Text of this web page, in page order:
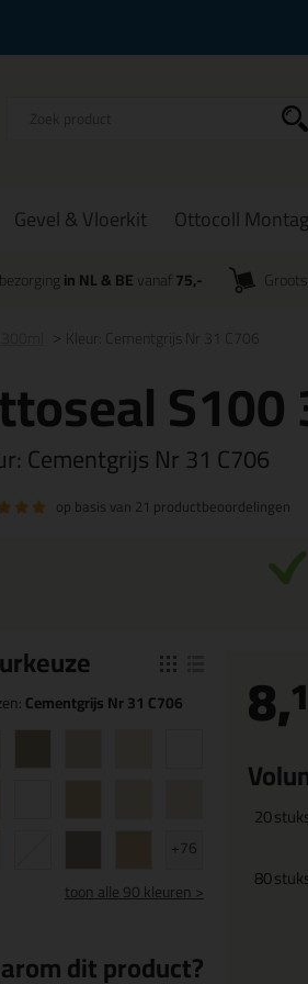
Gevel & Vloerkit Ottocoll
bezorgingin NL & BEvanaf 75,-
Kleur: Cementgrijs Nr 31 C706
Cementgrijs Nr 31 C706
op basis van 21 productbeoordelingen
keuze
Cementgrijs Nr 31 C706
+76
toonalle 90 kleuren >
dit product?
8,
20
80